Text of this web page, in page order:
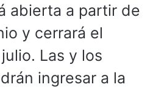
abierta a partir de
y cerrará el
Las y los
ingresar a la